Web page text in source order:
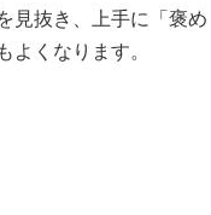
見抜き、上手に「褒め
くなります。